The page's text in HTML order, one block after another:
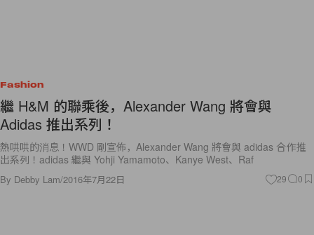
Fashion
繼 H&M 的聯乘後，Alexander Wang 將會與
Adidas 推出系列！
熱哄哄的消息！WWD 剛宣佈，Alexander Wang 將會與 adidas 合作推
出系列！adidas 繼與 Yohji Yamamoto、Kanye West、Raf
By Debby Lam/2016年7月22日 29 0